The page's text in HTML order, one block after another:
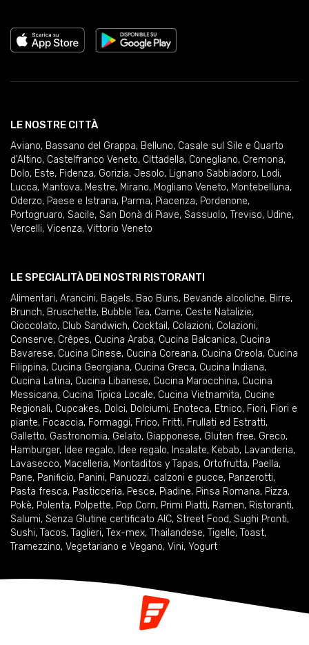
LE NOSTRE CITTÀ
Aviano, Bassano del Grappa, Belluno, Casale sul Sile e Quarto
d'Altino, Castelfranco Veneto, Cittadella, Conegliano, Cremona,
Dolo, Este, Fidenza, Gorizia, Jesolo, Lignano Sabbiadoro, Lodi,
Lucca, Mantova, Mestre, Mirano, Mogliano Veneto, Montebelluna,
Oderzo, Paese e Istrana, Parma, Piacenza, Pordenone,
Portogruaro, Sacile, San Donà di Piave, Sassuolo, Treviso, Udine,
Vercelli, Vicenza, Vittorio Veneto
LE SPECIALITÀ DEI NOSTRI RISTORANTI
Alimentari, Arancini, Bagels, Bao Buns, Bevande alcoliche, Birre,
Brunch, Bruschette, Bubble Tea, Carne, Ceste Natalizie,
Cioccolato, Club Sandwich, Cocktail , Colazioni, Colazioni,
Conserve, Crêpes, Cucina Araba, Cucina Balcanica, Cucina
Bavarese, Cucina Cinese, Cucina Coreana, Cucina Creola, Cucina
Filippina, Cucina Georgiana, Cucina Greca, Cucina Indiana,
Cucina Latina, Cucina Libanese, Cucina Marocchina, Cucina
Messicana, Cucina Tipica Locale, Cucina Vietnamita, Cucine
Regionali, Cupcakes, Dolci, Dolciumi, Enoteca, Etnico, Fiori, Fiori e
piante, Focaccia, Formaggi, Frico, Fritti, Frullati ed Estratti,
Galletto, Gastronomia, Gelato, Giapponese, Gluten free, Greco,
Hamburger, Idee regalo, Idee regalo, Insalate, Kebab, Lavanderia,
Lavasecco, Macelleria, Montaditos y Tapas, Ortofrutta, Paella,
Pane, Panificio, Panini, Panuozzi, calzoni e pucce, Panzerotti,
Pasta fresca, Pasticceria, Pesce, Piadine, Pinsa Romana, Pizza,
Pokè, Polenta, Polpette, Pop Corn, Primi Piatti, Ramen, Ristoranti,
Salumi, Senza Glutine certificato AIC, Street Food, Sughi Pronti,
Sushi, Tacos, Taglieri, Tex-mex, Thailandese, Tigelle, Toast,
Tramezzino, Vegetariano e Vegano, Vini, Yogurt